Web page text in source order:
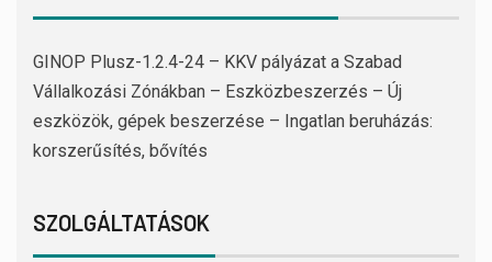
GINOP Plusz-1.2.4-24 – KKV pályázat a Szabad
Vállalkozási Zónákban – Eszközbeszerzés – Új
eszközök, gépek beszerzése – Ingatlan beruházás:
korszerűsítés, bővítés
SZOLGÁLTATÁSOK